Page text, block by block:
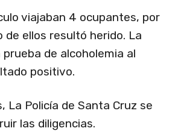
viajaban 4 ocupantes, por
ellos resultó herido. La
prueba de alcoholemia al
positivo.
La Policía de Santa Cruz se
las diligencias.